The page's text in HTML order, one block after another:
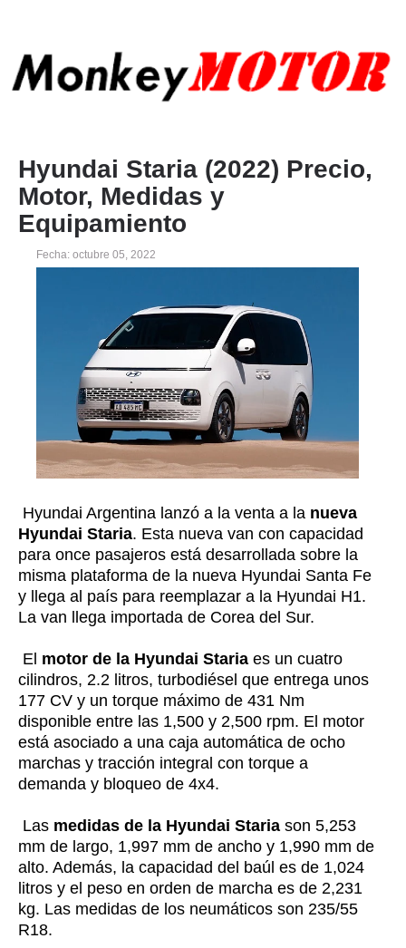
Hyundai Staria (2022) Precio,
Motor, Medidas y
Equipamiento
Fecha: octubre 05, 2022
Hyundai Argentina lanzó a la venta a la nueva
Hyundai Staria. Esta nueva van con capacidad
para once pasajeros está desarrollada sobre la
misma plataforma de la nueva Hyundai Santa Fe
y llega al país para reemplazar a la Hyundai H1.
La van llega importada de Corea del Sur.
El motor de la Hyundai Staria es un cuatro
cilindros, 2.2 litros, turbodiésel que entrega unos
177 CV y un torque máximo de 431 Nm
disponible entre las 1,500 y 2,500 rpm. El motor
está asociado a una caja automática de ocho
marchas y tracción integral con torque a
demanda y bloqueo de 4x4.
Las medidas de la Hyundai Staria son 5,253
mm de largo, 1,997 mm de ancho y 1,990 mm de
alto. Además, la capacidad del baúl es de 1,024
litros y el peso en orden de marcha es de 2,231
kg. Las medidas de los neumáticos son 235/55
R18.